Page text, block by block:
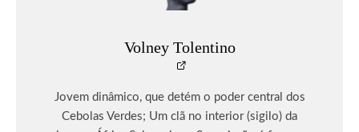
Volney Tolentino
Jovem dinâmico, que detém o poder central dos
Cebolas Verdes; Um clã no interior (sigilo) da